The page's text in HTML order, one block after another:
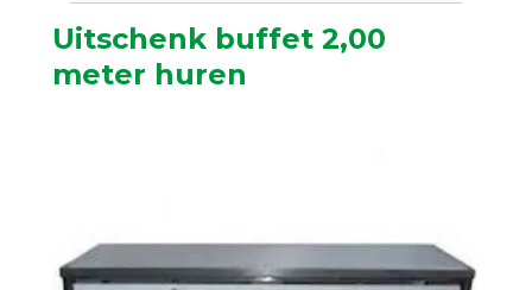
Uitschenk buffet 2,00
meter huren